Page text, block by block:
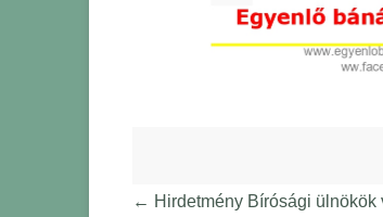
← Hirdetmény Bírósági ülnökök